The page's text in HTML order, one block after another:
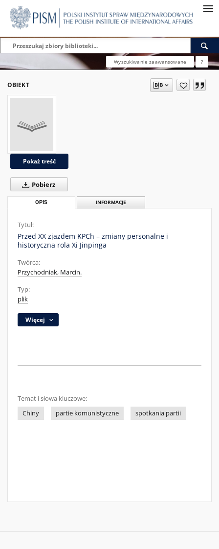
Wyszukiwanie zaawansowane ?
OBIEKT
Pokaż treść
Pobierz
OPIS INFORMACJE
Tytuł:
Przed XX zjazdem KPCh – zmiany personalne i
historyczna rola Xi Jinpinga
Twórca:
Przychodniak, Marcin.
Typ:
plik
Więcej
Temat i słowa kluczowe:
Chiny
partie komunistyczne spotkania partii